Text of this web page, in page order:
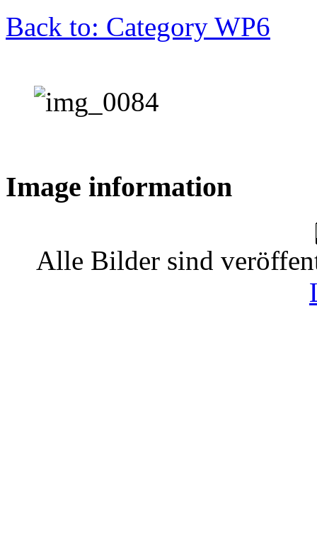
Back to: Category WP6
Image information
Alle Bilder sind